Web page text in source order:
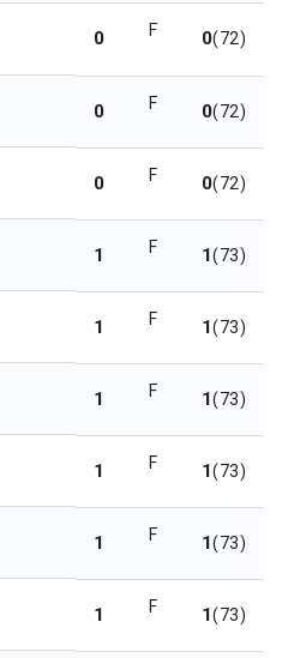
0 F 0(72)
0 F 0(72)
0 F 0(72)
1 F 1(73)
1 F 1(73)
1 F 1(73)
1 F 1(73)
1 F 1(73)
1 F 1(73)